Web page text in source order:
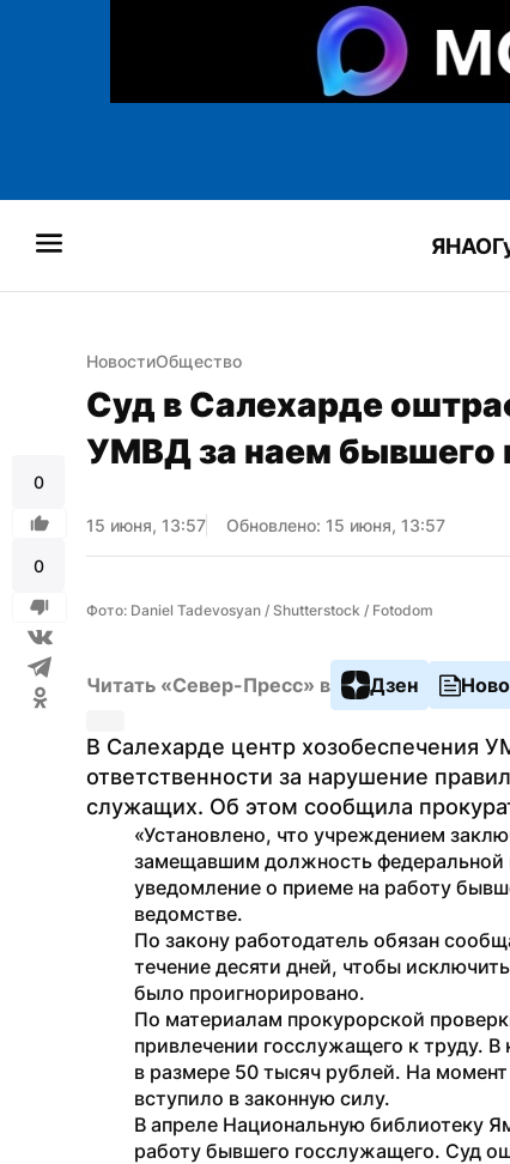
ЯНАО
0
0
НовостиОбщество
Суд в Салехарде
УМВД за наем бывшего
15 июня, 13:57 Обновлено: 15 июня, 13:57
Фото: Daniel Tadevosyan / Shutterstock / Fotodom
Читать «Север-Пресс» в Дзен
В Салехарде центр хозобеспечения
ответственности за нарушение
служащих. Об этом сообщила
«Установлено, что учреждением
замещавшим должность федеральной
уведомление о приеме на работу
ведомстве.
По закону работодатель обязан
течение десяти дней, чтобы
было проигнорировано.
По материалам прокурорской
привлечении госслужащего к труду.
в размере 50 тысяч рублей. На
вступило в законную силу.
В апреле Национальную библиотеку
работу бывшего госслужащего. Суд